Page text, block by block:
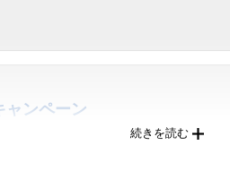
ンペーン
続きを読む